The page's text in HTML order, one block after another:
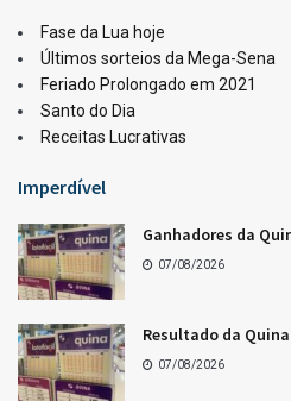
Fase da Lua hoje
Últimos sorteios da Mega-Sena
Feriado Prolongado em 2021
Santo do Dia
Receitas Lucrativas
Imperdível
Ganhadores da
07/08/2026
Resultado da Quina
07/08/2026